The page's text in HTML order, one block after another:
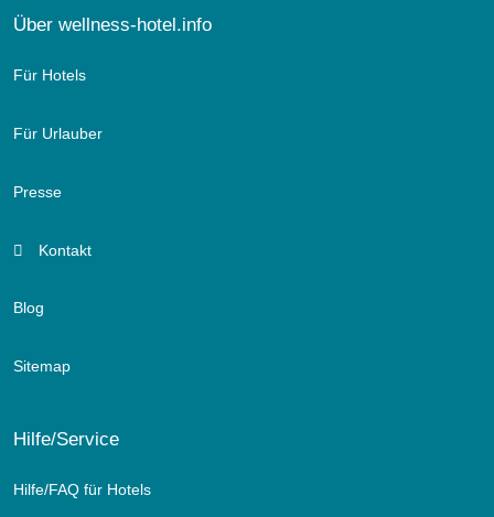
Über wellness-hotel.info
Für Hotels
Für Urlauber
Presse
Kontakt
Blog
Sitemap
Hilfe/Service
Hilfe/FAQ für Hotels